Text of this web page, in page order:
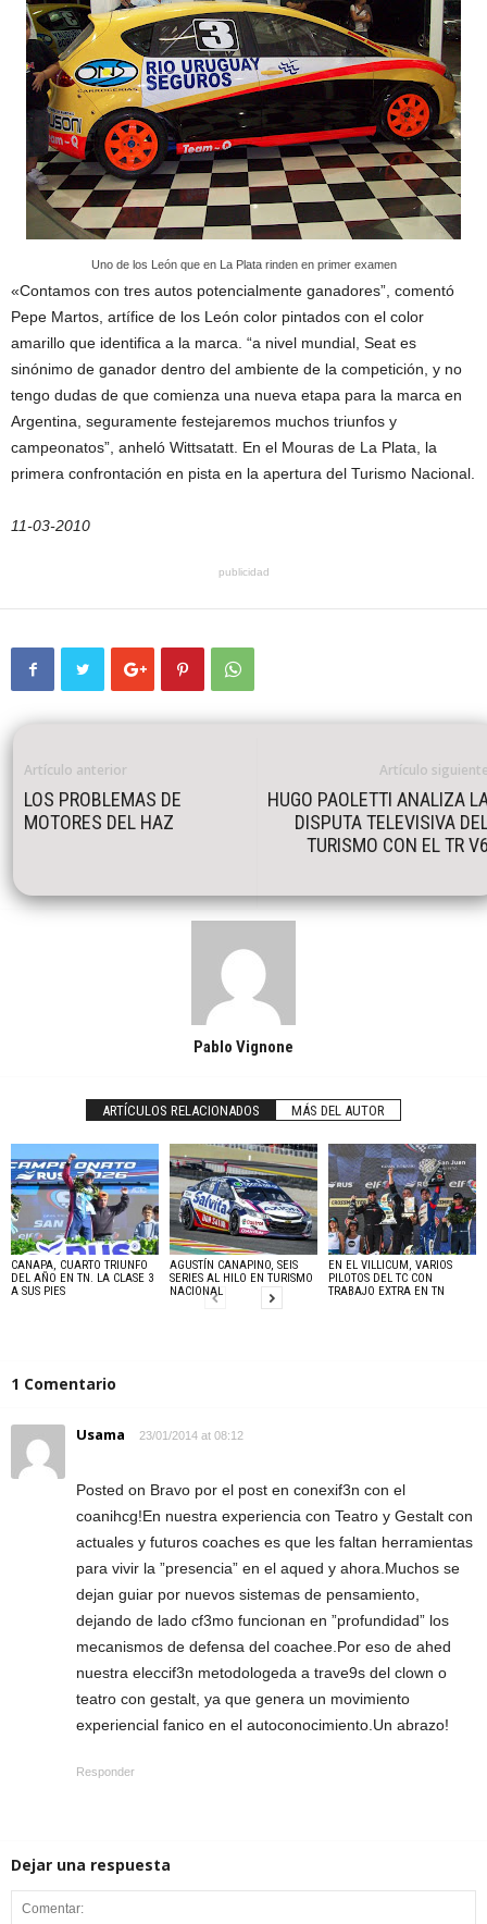
Uno de los León que en La Plata rinden en primer examen
«Contamos con tres autos potencialmente ganadores”, comentó
Pepe Martos, artífice de los León color pintados con el color
amarillo que identifica a la marca. “a nivel mundial, Seat es
sinónimo de ganador dentro del ambiente de la competición, y no
tengo dudas de que comienza una nueva etapa para la marca en
Argentina, seguramente festejaremos muchos triunfos y
campeonatos”, anheló Wittsatatt. En el Mouras de La Plata, la
primera confrontación en pista en la apertura del Turismo Nacional.
11-03-2010
publicidad
Artículo anterior
LOS PROBLEMAS DE
MOTORES DEL HAZ
Artículo
HUGO PAOLETTI ANALIZA
DISPUTA TELEVISIVA
TURISMO CON EL TR
Pablo Vignone
ARTÍCULOS RELACIONADOS MÁS DEL AUTOR
CANAPA, CUARTO TRIUNFO
DEL AÑO EN TN. LA CLASE 3
A SUS PIES
AGUSTÍN CANAPINO, SEIS
SERIES AL HILO EN TURISMO
NACIONAL
EN EL VILLICUM, VARIOS
PILOTOS DEL TC CON
TRABAJO EXTRA EN TN
1 Comentario
Usama 23/01/2014 at 08:12
Posted on Bravo por el post en conexif3n con el
coanihcg!En nuestra experiencia con Teatro y Gestalt con
actuales y futuros coaches es que les faltan herramientas
para vivir la ”presencia” en el aqued y ahora.Muchos se
dejan guiar por nuevos sistemas de pensamiento,
dejando de lado cf3mo funcionan en ”profundidad” los
mecanismos de defensa del coachee.Por eso de ahed
nuestra eleccif3n metodologeda a trave9s del clown o
teatro con gestalt, ya que genera un movimiento
experiencial fanico en el autoconocimiento.Un abrazo!
Responder
Dejar una respuesta